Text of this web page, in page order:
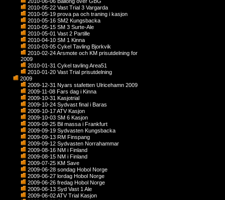
2010-05-22 Vast Trial 3 Vargarda
2010-05-19 prova pa och traning i kasjon
2010-05-16 SM2 Kungsbacka
2010-05-15 SM 3 Surte-Ale
2010-05-01 Vast 2 Partille
2010-04-10 SM 1 Kinna
2010-03-05 Cykel Tavling Bjorkvik
2010-02-24 Arsmote och KM prisutdelning for
2009
2010-01-31 Cykel tavling Area51
2010-01-20 Vast Trial prisutdelning
2009
2009-12-31 Nyars stafetten Ulricehamn 2009
2009-11-08 Fars dag i Kinna
2009-10-31 Kasjotrial
2009-10-24 Sydvast final i Baras
2009-10-17 ATV Kasjon
2009-10-03 SM 6 Kasjon
2009-09-25 Bil massa i Frankfurt
2009-09-19 Sydvasten Kungsbacka
2009-09-13 RM Finspang
2009-09-12 Sydvasten Norrahammar
2009-08-16 NM i Finland
2009-08-15 NM i Finland
2009-07-25 KM Save
2009-06-28 sondag Hobol Norge
2009-06-27 lordag Hobol Norge
2009-06-26 fredag Hobol Norge
2009-06-13 Syd Vast 1 Ale
2009-06-02 ATV Trial Kasjon